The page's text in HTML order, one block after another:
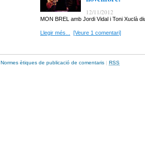
12/11/2012
MON BREL amb Jordi Vidal i Toni Xuclà
Llegir més... [Veure 1 comentari]
Normes ètiques de publicació de comentaris | RSS